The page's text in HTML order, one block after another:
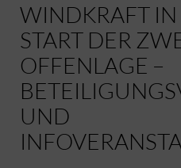
WINDKRAFT IN
START DER
OFFENLAGE –
UND